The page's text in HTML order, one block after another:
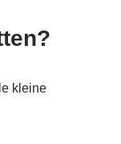
kleine